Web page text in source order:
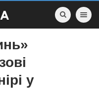
Toggle
у